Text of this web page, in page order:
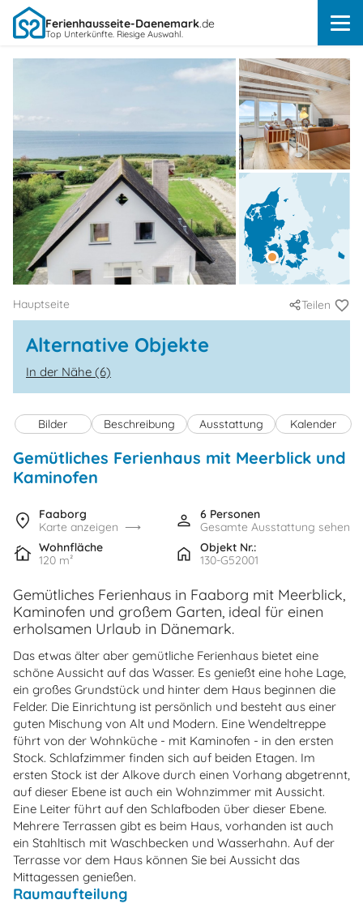
Ferienhausseite-Daenemark.de
Top Unterkünfte. Riesige Auswahl.
Hauptseite Teilen
Alternative Objekte
In der Nähe (6)
Bilder Beschreibung Ausstattung Kalender
Gemütliches Ferienhaus mit Meerblick und
Kaminofen
Faaborg
Karte anzeigen
6 Personen
Gesamte Ausstattung sehen
Wohnfläche
120 m²
Objekt Nr.:
130-G52001
Gemütliches Ferienhaus in Faaborg mit Meerblick,
Kaminofen und großem Garten, ideal für einen
erholsamen Urlaub in Dänemark.
Das etwas älter aber gemütliche Ferienhaus bietet eine
schöne Aussicht auf das Wasser. Es genießt eine hohe Lage,
ein großes Grundstück und hinter dem Haus beginnen die
Felder. Die Einrichtung ist persönlich und besteht aus einer
guten Mischung von Alt und Modern. Eine Wendeltreppe
führt von der Wohnküche - mit Kaminofen - in den ersten
Stock. Schlafzimmer finden sich auf beiden Etagen. Im
ersten Stock ist der Alkove durch einen Vorhang abgetrennt,
auf dieser Ebene ist auch ein Wohnzimmer mit Aussicht.
Eine Leiter führt auf den Schlafboden über dieser Ebene.
Mehrere Terrassen gibt es beim Haus, vorhanden ist auch
ein Stahltisch mit Waschbecken und Wasserhahn. Auf der
Terrasse vor dem Haus können Sie bei Aussicht das
Mittagessen genießen.
Raumaufteilung